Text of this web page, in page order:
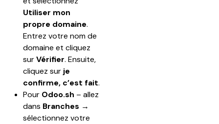
Utiliser mon
propre domaine.
Entrez votre nom de
domaine et cliquez
sur Vérifier. Ensuite,
cliquez sur je
confirme, c’est fait.
Pour Odoo.sh – allez
dans Branches →
sélectionnez votre